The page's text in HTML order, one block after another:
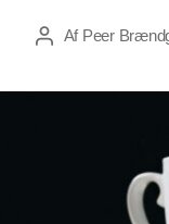
Indlægsforfatter
Af Peer